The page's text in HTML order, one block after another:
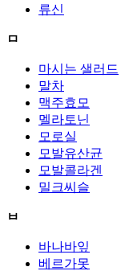
류신
ㅁ
마시는 샐러드
말차
맥주효모
멜라토닌
모로실
모발유산균
모발콜라겐
밀크씨슬
ㅂ
바나바잎
베르가못